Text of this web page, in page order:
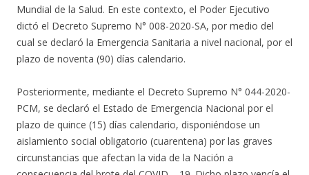
Mundial de la Salud. En este contexto, el Poder Ejecutivo
dictó el Decreto Supremo N° 008-2020-SA, por medio del
cual se declaró la Emergencia Sanitaria a nivel nacional, por el
plazo de noventa (90) días calendario.
Posteriormente, mediante el Decreto Supremo N° 044-2020-
PCM, se declaró el Estado de Emergencia Nacional por el
plazo de quince (15) días calendario, disponiéndose un
aislamiento social obligatorio (cuarentena) por las graves
circunstancias que afectan la vida de la Nación a